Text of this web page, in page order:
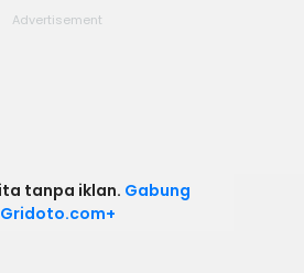
tanpa iklan. Gabung
Gridoto.com+